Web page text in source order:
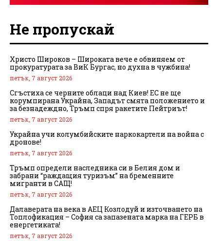
Не пропускай
Христо Широков – Широката вече е обвиняем от
прокуратурата за ВиК Бургас, но духна в чужбина!
петък, 7 август 2026
Сгъстиха се черните облаци над Киев! ЕС не ще
корумпирана Украйна, Западът смята положението и
за безнадеждно, Тръмп спря ракетите Пейтриът!
петък, 7 август 2026
Украйна учи колумбийските наркокартели на война с
дронове!
петък, 7 август 2026
Тръмп определи наследника си в Белия дом и
забрани “раждащия туризъм” на бременните
мигранти в САЩ!
петък, 7 август 2026
Далаверата на века в АЕЦ Козлодуй и източването на
Топлофикация – София са запазената марка на ГЕРБ в
енергетиката!
петък, 7 август 2026